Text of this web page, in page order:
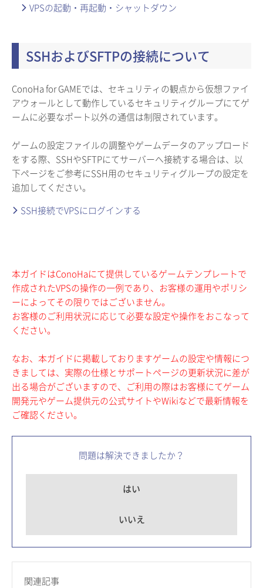
VPSの起動・再起動・シャットダウン
SSHおよびSFTPの接続について
ConoHa for GAMEでは、セキュリティの観点から仮想ファイ
アウォールとして動作しているセキュリティグループにてゲ
ームに必要なポート以外の通信は制限されています。
ゲームの設定ファイルの調整やゲームデータのアップロード
をする際、SSHやSFTPにてサーバーへ接続する場合は、以
下ページをご参考にSSH用のセキュリティグループの設定を
追加してください。
SSH接続でVPSにログインする
本ガイドはConoHaにて提供しているゲームテンプレートで
作成されたVPSの操作の一例であり、お客様の運用やポリシ
ーによってその限りではございません。
お客様のご利用状況に応じて必要な設定や操作をおこなって
ください。
なお、本ガイドに掲載しておりますゲームの設定や情報につ
きましては、実際の仕様とサポートページの更新状況に差が
出る場合がございますので、ご利用の際はお客様にてゲーム
開発元やゲーム提供元の公式サイトやWikiなどで最新情報を
ご確認ください。
問題は解決できましたか？
はい
いいえ
関連記事